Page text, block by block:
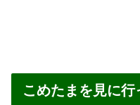
こめたまを見に行